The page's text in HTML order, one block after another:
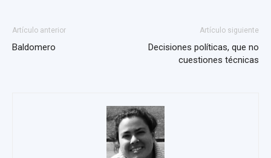
Artículo anterior
Baldomero
Artículo siguiente
Decisiones políticas, que no
cuestiones técnicas